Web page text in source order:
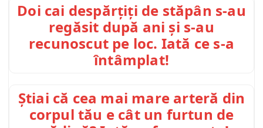
Doi cai despărțiți de stăpân s-au
regăsit după ani și s-au
recunoscut pe loc. Iată ce s-a
întâmplat!
Știai că cea mai mare arteră din
corpul tău e cât un furtun de